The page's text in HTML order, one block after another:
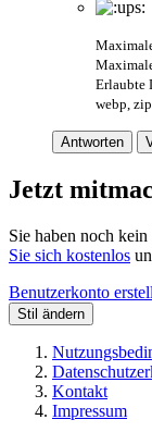
Erlaubte
webp, zip
Antworten
Jetzt
Sie haben noch
Sie sich kostenlos
Benutzerkonto
Stil ändern
Kontakt
Impressum